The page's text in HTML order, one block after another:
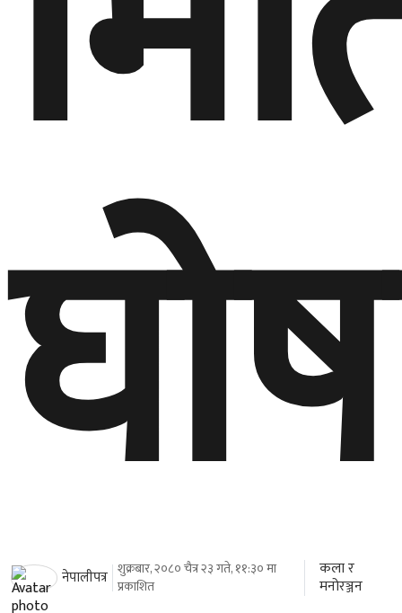
नेपालीपत्र शुक्रबार, २०८० चैत्र २३ गते, ११:३० मा
प्रकाशित
कला र
मनोरञ्जन